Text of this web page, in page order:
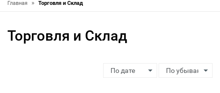
Главная » Торговля и Склад
Торговля и Склад